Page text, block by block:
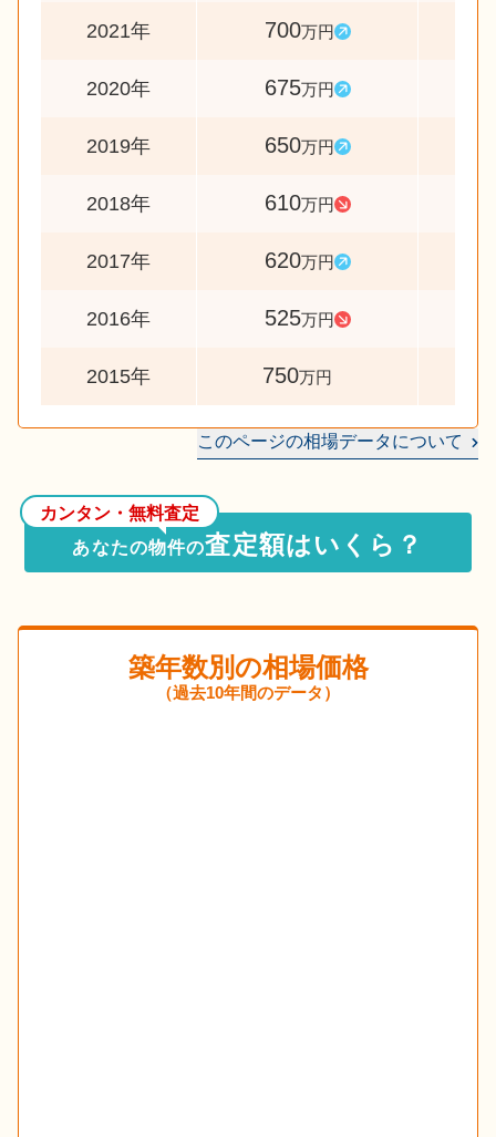
2021年 700万円
2020年 675万円
2019年 650万円
2018年 610万円
2017年 620万円
2016年 525万円
2015年 750万円
このページの相場データについて
カンタン・無料査定
あなたの物件の査定額はいくら？
築年数別の相場価格
（過去10年間のデータ）